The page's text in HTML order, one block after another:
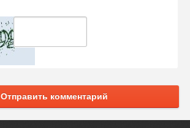
Отправить комментарий